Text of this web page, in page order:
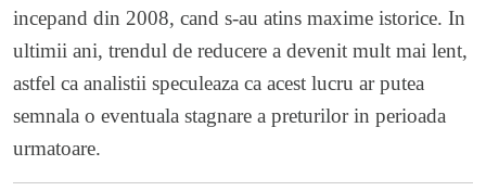
incepand din 2008, cand s-au atins maxime istorice. In
ultimii ani, trendul de reducere a devenit mult mai lent,
astfel ca analistii speculeaza ca acest lucru ar putea
semnala o eventuala stagnare a preturilor in perioada
urmatoare.